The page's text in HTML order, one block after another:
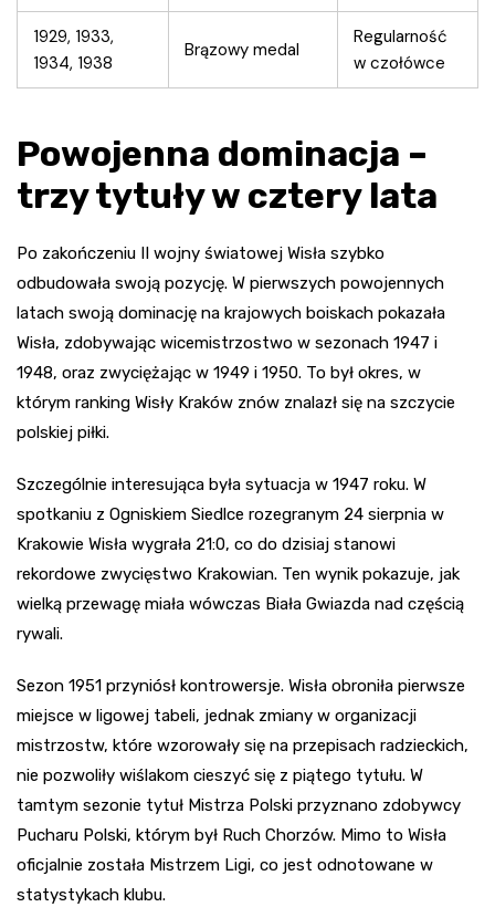
1929, 1933,
1934, 1938
Brązowy medal
Regularność
w czołówce
Powojenna dominacja –
trzy tytuły w cztery lata
Po zakończeniu II wojny światowej Wisła szybko
odbudowała swoją pozycję. W pierwszych powojennych
latach swoją dominację na krajowych boiskach pokazała
Wisła, zdobywając wicemistrzostwo w sezonach 1947 i
1948, oraz zwyciężając w 1949 i 1950. To był okres, w
którym ranking Wisły Kraków znów znalazł się na szczycie
polskiej piłki.
Szczególnie interesująca była sytuacja w 1947 roku. W
spotkaniu z Ogniskiem Siedlce rozegranym 24 sierpnia w
Krakowie Wisła wygrała 21:0, co do dzisiaj stanowi
rekordowe zwycięstwo Krakowian. Ten wynik pokazuje, jak
wielką przewagę miała wówczas Biała Gwiazda nad częścią
rywali.
Sezon 1951 przyniósł kontrowersje. Wisła obroniła pierwsze
miejsce w ligowej tabeli, jednak zmiany w organizacji
mistrzostw, które wzorowały się na przepisach radzieckich,
nie pozwoliły wiślakom cieszyć się z piątego tytułu. W
tamtym sezonie tytuł Mistrza Polski przyznano zdobywcy
Pucharu Polski, którym był Ruch Chorzów. Mimo to Wisła
oficjalnie została Mistrzem Ligi, co jest odnotowane w
statystykach klubu.